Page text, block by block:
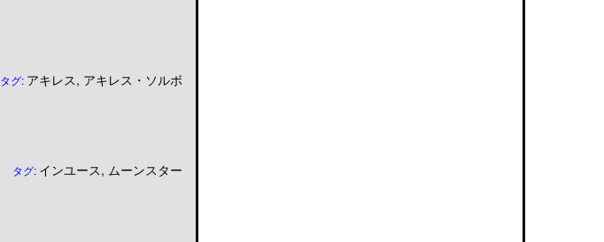
タグ: アキレス, アキレス・ソルボ
タグ: インユース, ムーンスター